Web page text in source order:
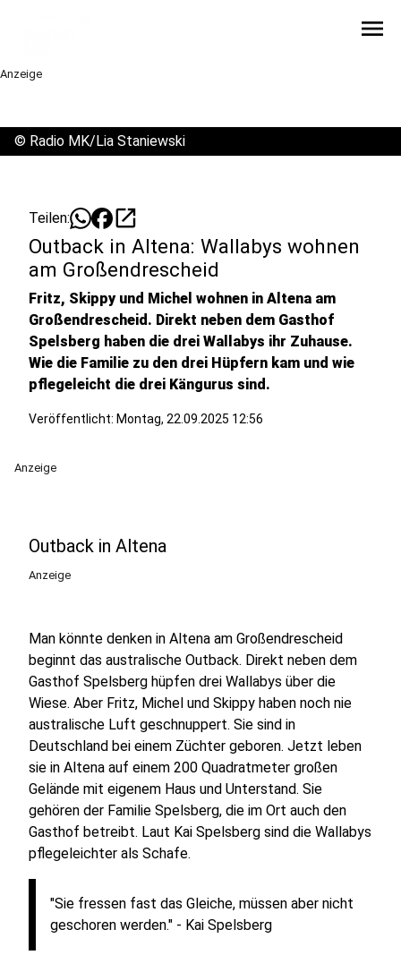
menu
Anzeige
© Radio MK/Lia Staniewski
Teilen: open_in_new
Outback in Altena: Wallabys wohnen
am Großendrescheid
Fritz, Skippy und Michel wohnen in Altena am
Großendrescheid. Direkt neben dem Gasthof
Spelsberg haben die drei Wallabys ihr Zuhause.
Wie die Familie zu den drei Hüpfern kam und wie
pflegeleicht die drei Kängurus sind.
Veröffentlicht: Montag, 22.09.2025 12:56
Anzeige
Outback in Altena
Anzeige
Man könnte denken in Altena am Großendrescheid
beginnt das australische Outback. Direkt neben dem
Gasthof Spelsberg hüpfen drei Wallabys über die
Wiese. Aber Fritz, Michel und Skippy haben noch nie
australische Luft geschnuppert. Sie sind in
Deutschland bei einem Züchter geboren. Jetzt leben
sie in Altena auf einem 200 Quadratmeter großen
Gelände mit eigenem Haus und Unterstand. Sie
gehören der Familie Spelsberg, die im Ort auch den
Gasthof betreibt. Laut Kai Spelsberg sind die Wallabys
pflegeleichter als Schafe.
"Sie fressen fast das Gleiche, müssen aber nicht
geschoren werden." - Kai Spelsberg